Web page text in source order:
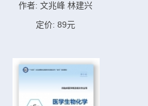
作者: 文兆峰 林建兴
定价: 89元